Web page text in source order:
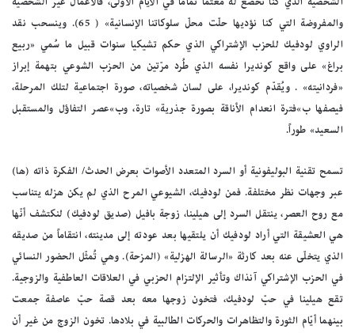
والمفروضة التي كنا نؤديها حلّت محلّ سلوكاتنا الإنسانية» ( 65). وينسحب نقد
الراوي لودفيك للحزب الإشتراكي الذي حكم تشيكيا سنوات قبيل ما سُمي «ربيع
براغ» على واقع كونديرا نفسه الذي طُرد مرّتين من الحزب الشوعي بتهمة إبراز
«فردانيته» . ويُقدّم كونديرا، على لسان شخصياته، صورة اجتماعية لتلك المرحلة،
فيصفها ب»فترة انعدام الأناقة بصورة جذرية» تارة، وب»عصر التفاؤل والمستقبل
السعيد» طوراً.
تسمح تقنية البوليفونية أو السرد المتعدد الأصوات بعرض الحدث/ الفكرة ذاته (ها)
عبر وجهات نظر مختلفة. فمن لودفيك، الشيوعي المرح الذي لم يكن هزله يتناسب
مع روح العصر، ينتقل السرد إلى هيلينا، زوجة بافيل (صديق لودفيك) لنكتشف أنّها
هي العشيقة التي أراد لودفيك أن يلتقيها بعد عودته إلى مدينته، انتقاماً من صديقه
الذي يتخلّى عنه بعد كارثة «الرسالة الهزلية» (المزحة). وهي تُمثّل الحضور النسائي
في الحزب الإشتراكي آنذاك وتأثير الإلتزام الحزبي في العلاقات العاطفية والزوجية.
تقع هيلينا في حبّ لودفيك، فتخون زوجها معه بعد قصة حبّ عاصفة جمعت
بينهما أيّام الثورة والتظاهرات والحركات الطالبية في بلادها. تخون الزوج من غير أن